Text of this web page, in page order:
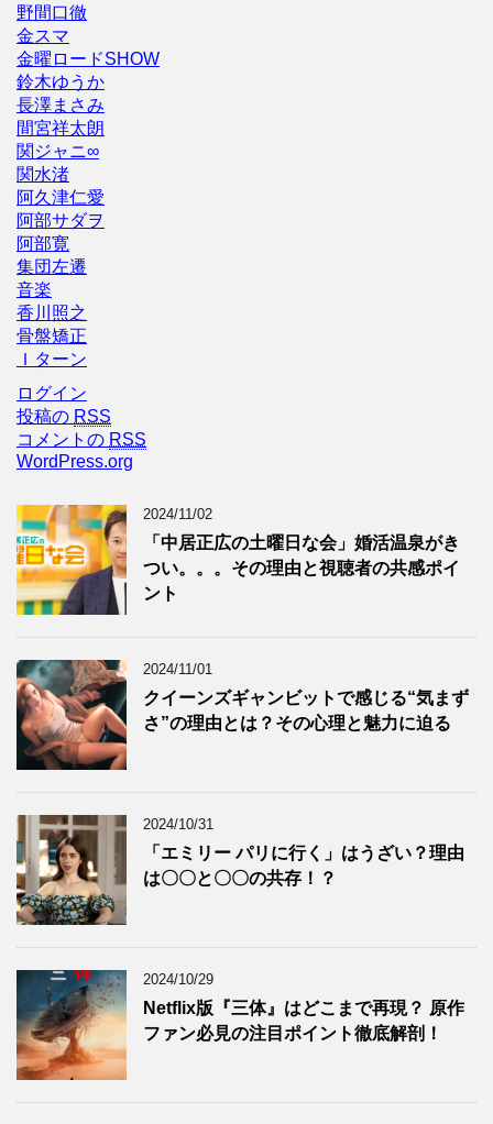
野間口徹
金スマ
金曜ロードSHOW
鈴木ゆうか
長澤まさみ
間宮祥太朗
関ジャニ∞
関水渚
阿久津仁愛
阿部サダヲ
阿部寛
集団左遷
音楽
香川照之
骨盤矯正
Ｉターン
ログイン
投稿の RSS
コメントの RSS
WordPress.org
2024/11/02
「中居正広の土曜日な会」婚活温泉がき
つい。。。その理由と視聴者の共感ポイ
ント
2024/11/01
クイーンズギャンビットで感じる“気まず
さ”の理由とは？その心理と魅力に迫る
2024/10/31
「エミリー パリに行く」はうざい？理由
は〇〇と〇〇の共存！？
2024/10/29
Netflix版『三体』はどこまで再現？ 原作
ファン必見の注目ポイント徹底解剖！